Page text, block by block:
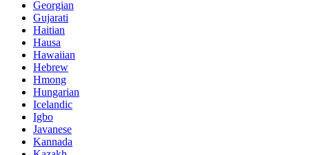
Georgian
Gujarati
Haitian
Hausa
Hawaiian
Hebrew
Hmong
Hungarian
Icelandic
Igbo
Javanese
Kannada